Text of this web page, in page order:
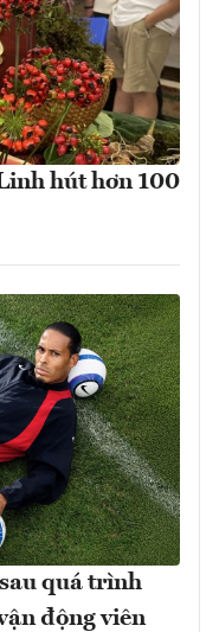
hút hơn 100
quá trình
động viên